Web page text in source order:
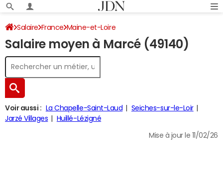
Salaire France Maine-et-Loire
Salaire moyen à Marcé (49140)
Voir aussi : La Chapelle-Saint-Laud
Seiches-sur-le-Loir
Jarzé Villages
Huillé-Lézigné
Mise à jour le 11/02/26